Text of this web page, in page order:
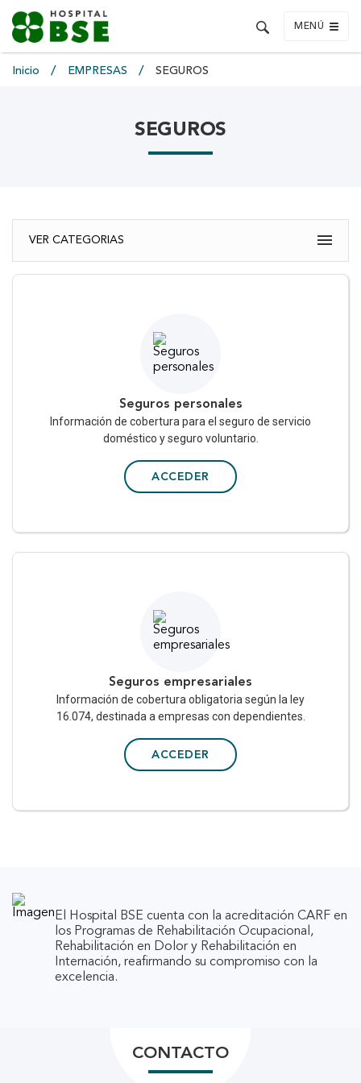
MENÚ
Inicio EMPRESAS SEGUROS
SEGUROS
VER CATEGORIAS
EMPRESAS
¿CÓMO SERÁ LA ASISTENCIA DE TU PERSONAL?
SEGUROS
Seguros personales
Información de cobertura para el seguro de servicio
doméstico y seguro voluntario.
ACCEDER
Seguros empresariales
Información de cobertura obligatoria según la ley
16.074, destinada a empresas con dependientes.
ACCEDER
El Hospital BSE cuenta con la acreditación CARF en
los Programas de Rehabilitación Ocupacional,
Rehabilitación en Dolor y Rehabilitación en
Internación, reafirmando su compromiso con la
excelencia.
CONTACTO